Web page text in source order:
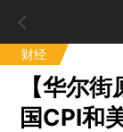
财经
【华尔
国CPI和